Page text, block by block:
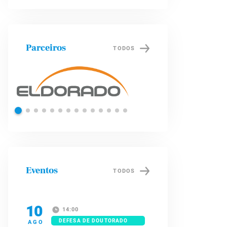
Parceiros TODOS
Eventos TODOS
10
AGO
14:00
DEFESA DE DOUTORADO